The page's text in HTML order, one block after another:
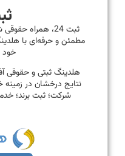
ثبت 24، همراه
مطمئن و حرفه‌ای با
خود
نتایج درخشان در
شرکت؛ ثبت برند؛